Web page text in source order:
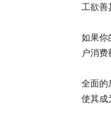
工欲善
如果你
户消费
全面的
使其成